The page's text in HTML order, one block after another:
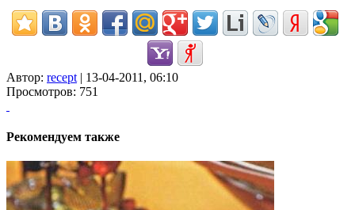
Автор: recept | 13-04-2011, 06:10
Просмотров: 751
Рекомендуем также